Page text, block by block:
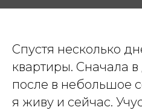
Спустя несколько
квартиры. Сначала
после в небольшое
я живу и сейчас.